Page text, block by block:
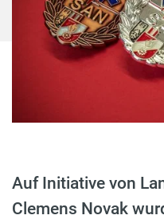
Auf Initiative von
Clemens Novak